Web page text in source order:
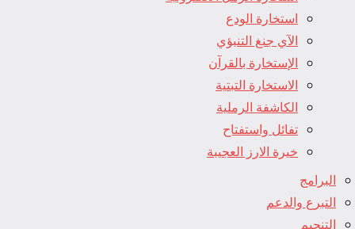
استخارة الودع
الآي جنغ التنبؤي
الإستخارة بالقرآن
الاستخارة التبتية
الكاشفة الرملية
تفائل واستفتاح
خيرة الارز العجيبة
البرامج
التبرع والدعم
التنجيم